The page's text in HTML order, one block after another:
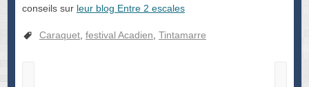
conseils sur leur blog Entre 2 escales
Caraquet, festival Acadien Tintamarre